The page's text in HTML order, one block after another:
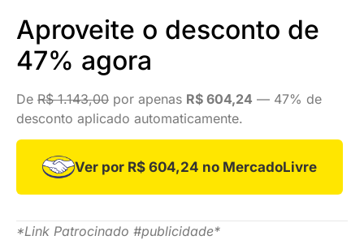
Aproveite o desconto de
47% agora
De R$ 1.143,00 por apenas R$ 604,24 — 47% de
desconto aplicado automaticamente.
Ver por R$ 604,24 no MercadoLivre
*Link Patrocinado #publicidade*